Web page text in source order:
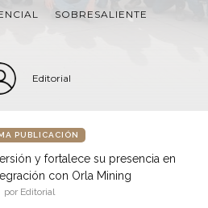
SOBRESALIENTE
Editorial
PUBLICACIÓN
y fortalece su presencia en
con Orla Mining
por Editorial